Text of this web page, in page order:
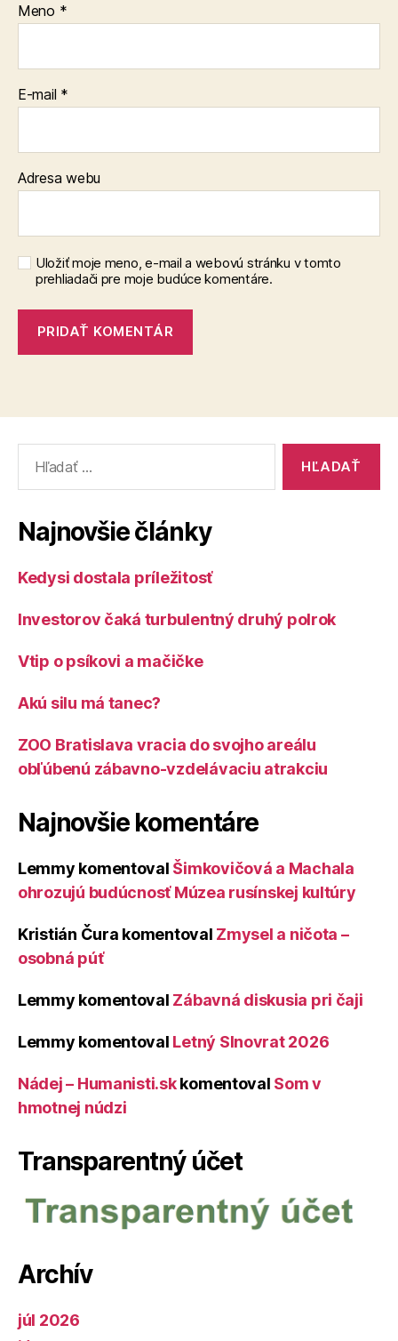
Meno *
E-mail *
Adresa webu
Uložiť moje meno, e-mail a webovú stránku v tomto
prehliadači pre moje budúce komentáre.
Najnovšie články
Kedysi dostala príležitosť
Investorov čaká turbulentný druhý polrok
Vtip o psíkovi a mačičke
Akú silu má tanec?
ZOO Bratislava vracia do svojho areálu
obľúbenú zábavno-vzdelávaciu atrakciu
Najnovšie komentáre
Lemmy komentoval Šimkovičová a Machala
ohrozujú budúcnosť Múzea rusínskej kultúry
Kristián Čura komentoval Zmysel a ničota –
osobná púť
Lemmy komentoval Zábavná diskusia pri čaji
Lemmy komentoval Letný Slnovrat 2026
Nádej – Humanisti.skkomentoval Som v
hmotnej núdzi
Transparentný účet
Archív
júl 2026